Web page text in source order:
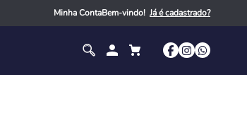
Minha ContaBem-vindo!